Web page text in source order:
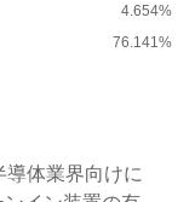
4.654%
76.141%
体業界向けに